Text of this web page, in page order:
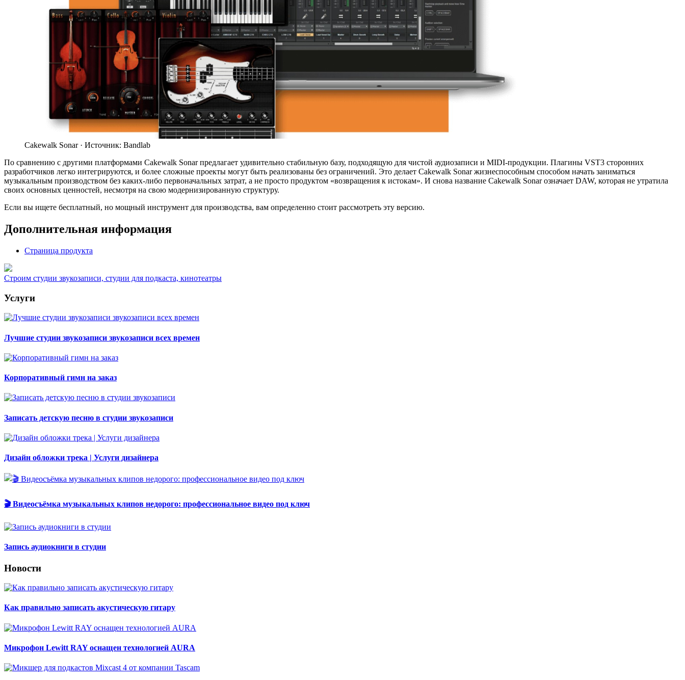
Cakewalk Sonar · Источник: Bandlab
По сравнению с другими платформами Cakewalk Sonar предлагает удивительно стабильную базу, подходящую для чистой аудиозаписи и MIDI-продукции. Плагины VST3 сторонних
разработчиков легко интегрируются, и более сложные проекты могут быть реализованы без ограничений. Это делает Cakewalk Sonar жизнеспособным способом начать заниматься
музыкальным производством без каких-либо первоначальных затрат, а не просто продуктом «возвращения к истокам». И снова название Cakewalk Sonar означает DAW, которая не утратила
своих основных ценностей, несмотря на свою модернизированную структуру.
Если вы ищете бесплатный, но мощный инструмент для производства, вам определенно стоит рассмотреть эту версию.
Дополнительная информация
Страница продукта
Строим студии звукозаписи, студии для подкаста, кинотеатры
Услуги
Лучшие студии звукозаписи звукозаписи всех времен
Корпоративный гимн на заказ
Записать детскую песню в студии звукозаписи
Дизайн обложки трека | Услуги дизайнера
🎬 Видеосъёмка музыкальных клипов недорого: профессиональное видео под ключ
Запись аудиокниги в студии
Новости
Как правильно записать акустическую гитару
Микрофон Lewitt RAY оснащен технологией AURA